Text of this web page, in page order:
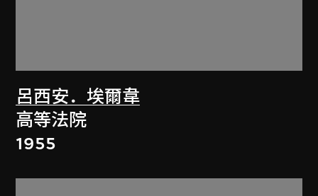
呂西安．埃爾韋
高等法院
1955